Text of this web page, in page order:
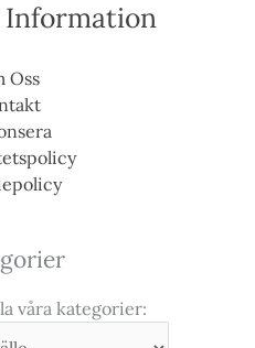
Oss
våra kategorier: